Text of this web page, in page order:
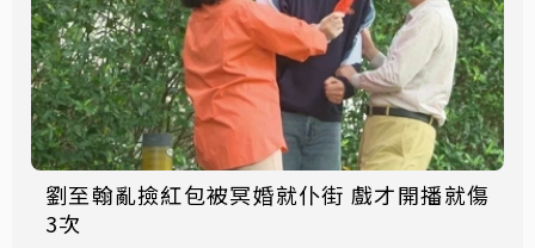
劉至翰亂撿紅包被冥婚就仆街 戲才開播就傷
3次